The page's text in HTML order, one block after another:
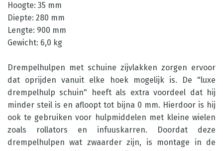
Hoogte: 35 mm
Diepte: 280 mm
Lengte: 900 mm
Gewicht: 6,0 kg
Drempelhulpen met schuine zijvlakken zorgen ervoor
dat oprijden vanuit elke hoek mogelijk is. De "luxe
drempelhulp schuin" heeft als extra voordeel dat hij
minder steil is en afloopt tot bijna 0 mm. Hierdoor is hij
ook te gebruiken voor hulpmiddelen met kleine wielen
zoals rollators en infuuskarren. Doordat deze
drempelhulpen wat zwaarder zijn, is montage in de